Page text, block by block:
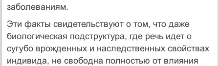
заболеваниям.
Эти факты свидетельствуют о том, что даже
биологическая подструктура, где речь идет о
сугубо врожденных и наследственных свойствах
индивида, не свободна полностью от влияния